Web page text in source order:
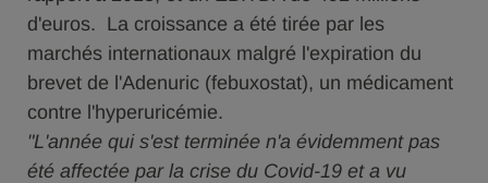
d'euros. La croissance a été tirée par les
marchés internationaux malgré l'expiration du
brevet de l'Adenuric (febuxostat), un médicament
contre l'hyperuricémie.
"L'année qui s'est terminée n'a évidemment pas
été affectée par la crise du Covid-19 et a vu